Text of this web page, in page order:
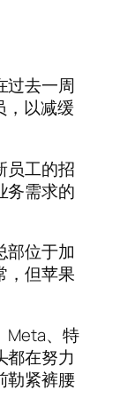
过去一周
，以减缓
员工的招
务需求的
部位于加
，但苹果
Meta、特
都在努力
勒紧裤腰